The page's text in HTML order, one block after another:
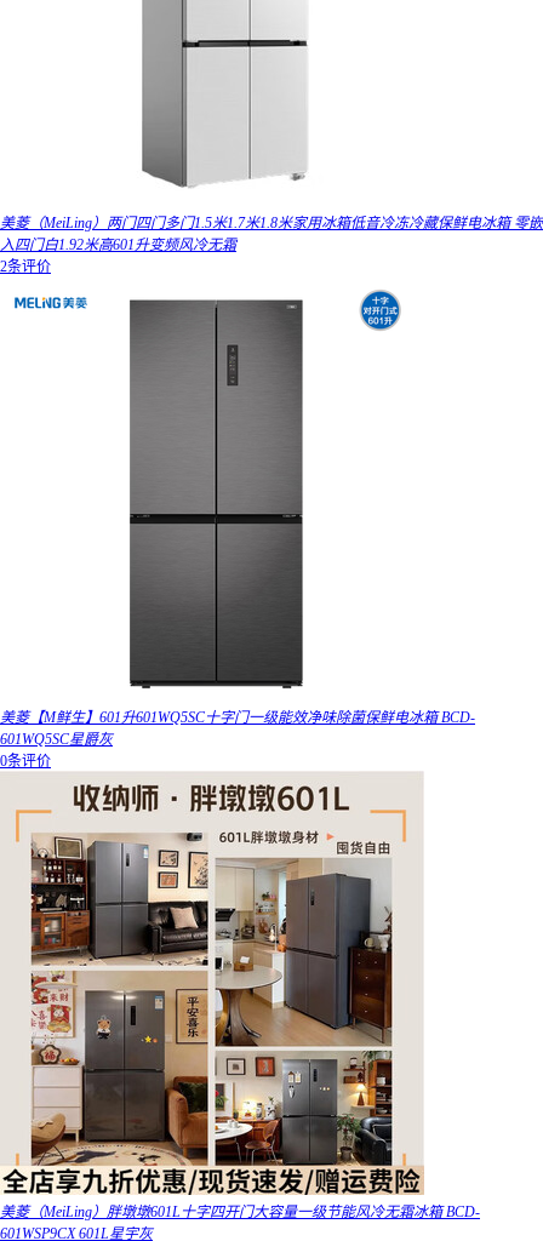
美菱（MeiLing）两门四门多门1.5米1.7米1.8米家用冰箱低音冷冻冷藏保鲜电冰箱 零嵌
入四门白1.92米高601升变频风冷无霜
2条评价
美菱【M鲜生】601升601WQ5SC十字门一级能效净味除菌保鲜电冰箱 BCD-
601WQ5SC星爵灰
0条评价
美菱（MeiLing）胖墩墩601L十字四开门大容量一级节能风冷无霜冰箱 BCD-
601WSP9CX 601L星宇灰